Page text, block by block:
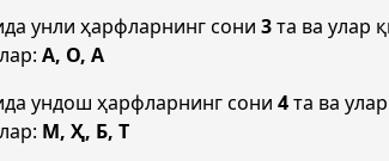
унли ҳарфларнинг сони 3та ва улар
А, О, А
ундош ҳарфларнинг сони 4та ва
М, Ҳ, Б, Т